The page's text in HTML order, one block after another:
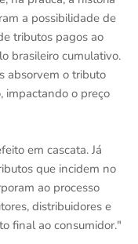
a possibilidade de
tributos pagos ao
brasileiro cumulativo.
absorvem o tributo
impactando o preço
em cascata. Já
que incidem no
ao processo
distribuidores e
final ao consumidor."